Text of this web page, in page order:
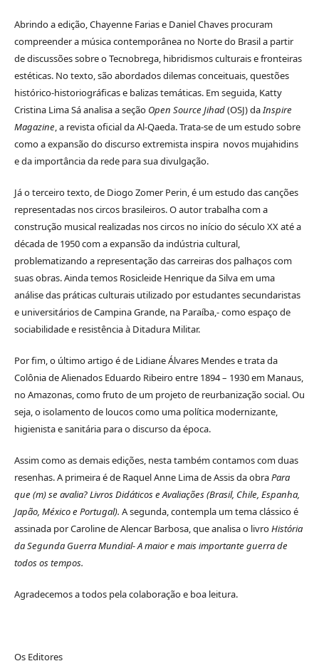
Abrindo a edição, Chayenne Farias e Daniel Chaves procuram
compreender a música contemporânea no Norte do Brasil a partir
de discussões sobre o Tecnobrega, hibridismos culturais e fronteiras
estéticas. No texto, são abordados dilemas conceituais, questões
histórico-historiográficas e balizas temáticas. Em seguida, Katty
Cristina Lima Sá analisa a seção Open Source Jihad(OSJ) daInspire
Magazine, a revista oficial da Al-Qaeda. Trata-se de um estudo sobre
como a expansão do discurso extremista inspira novos mujahidins
e da importância da rede para sua divulgação.
Já o terceiro texto, de Diogo Zomer Perin, é um estudo das canções
representadas nos circos brasileiros. O autor trabalha com a
construção musical realizadas nos circos no início do século XX até a
década de 1950 com a expansão da indústria cultural,
problematizando a representação das carreiras dos palhaços com
suas obras. Ainda temos Rosicleide Henrique da Silva em uma
análise das práticas culturais utilizado por estudantes secundaristas
e universitários de Campina Grande, na Paraíba,- como espaço de
sociabilidade e resistência à Ditadura Militar.
Por fim, o último artigo é de Lidiane Álvares Mendes e trata da
Colônia de Alienados Eduardo Ribeiro entre 1894 – 1930 em Manaus,
no Amazonas, como fruto de um projeto de reurbanização social. Ou
seja, o isolamento de loucos como uma política modernizante,
higienista e sanitária para o discurso da época.
Assim como as demais edições, nesta também contamos com duas
resenhas. A primeira é de Raquel Anne Lima de Assis da obraPara
que (m) se avalia? Livros Didáticos e Avaliações (Brasil, Chile, Espanha,
Japão, México e Portugal). A segunda, contempla um tema clássico é
assinada por Caroline de Alencar Barbosa, que analisa o livroHistória
da Segunda Guerra Mundial- A maior e mais importante guerra de
todos os tempos.
Agradecemos a todos pela colaboração e boa leitura.
Os Editores